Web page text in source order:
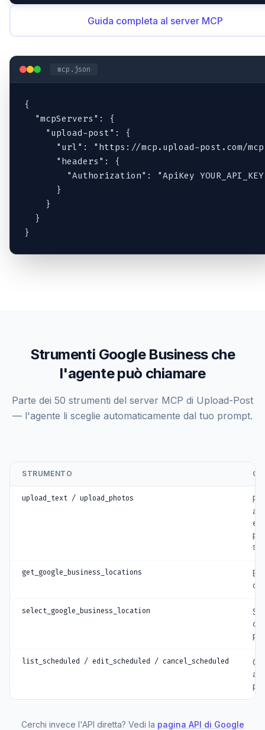
Guida completa al server MCP
mcp.json
{
  "mcpServers": {
    "upload-post": {
"url": "https://mcp.upload-post.com/
      "headers": {
"Authorization": "ApiKey
      }
    }
  }
}
Strumenti Google Business che
l'agente può chiamare
Parte dei 50 strumenti del server MCP di Upload-Post
— l'agente li sceglie automaticamente dal tuo prompt.
STRUMENTO
upload_text / upload_photos
e
get_google_business_locations
select_google_business_location
list_scheduled / edit_scheduled / cancel_scheduled
Cerchi invece l'API diretta? Vedi la pagina API di Google